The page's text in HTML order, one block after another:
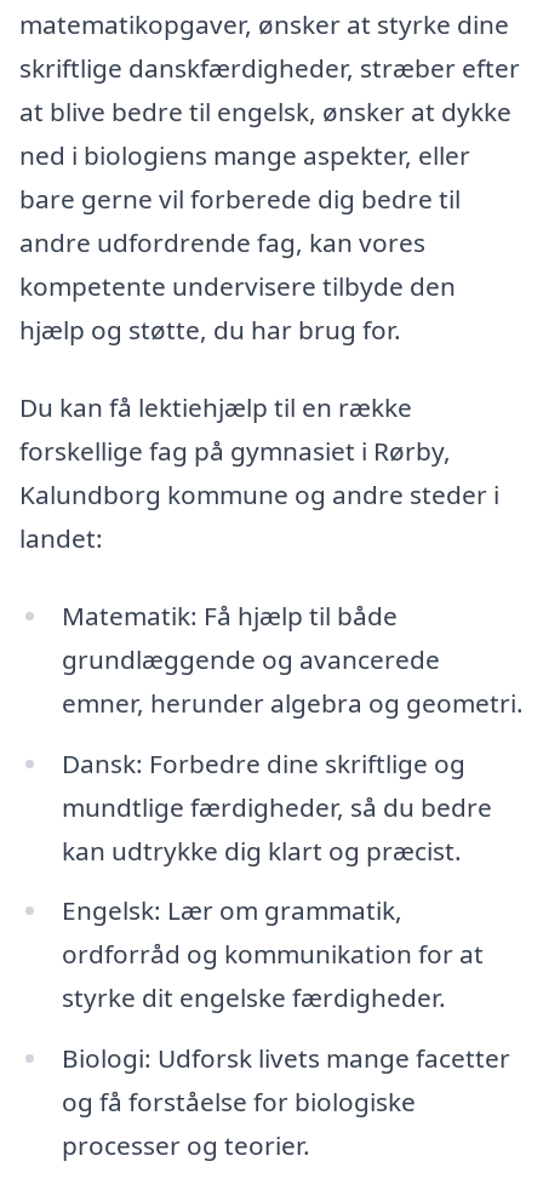
matematikopgaver, ønsker at styrke dine
skriftlige danskfærdigheder, stræber efter
at blive bedre til engelsk, ønsker at dykke
ned i biologiens mange aspekter, eller
bare gerne vil forberede dig bedre til
andre udfordrende fag, kan vores
kompetente undervisere tilbyde den
hjælp og støtte, du har brug for.
Du kan få lektiehjælp til en række
forskellige fag på gymnasiet i Rørby,
Kalundborg kommune og andre steder i
landet:
Matematik: Få hjælp til både
grundlæggende og avancerede
emner, herunder algebra og geometri.
Dansk: Forbedre dine skriftlige og
mundtlige færdigheder, så du bedre
kan udtrykke dig klart og præcist.
Engelsk: Lær om grammatik,
ordforråd og kommunikation for at
styrke dit engelske færdigheder.
Biologi: Udforsk livets mange facetter
og få forståelse for biologiske
processer og teorier.